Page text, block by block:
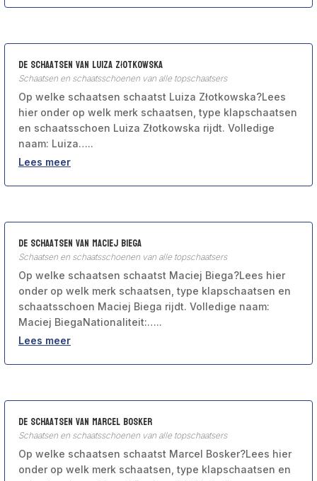
De schaatsen van Luiza Złotkowska
Schaatsen en schaatsschoenen van alle topschaatsers
Op welke schaatsen schaatst Luiza Złotkowska?Lees
hier onder op welk merk schaatsen, type klapschaatsen
en schaatsschoen Luiza Złotkowska rijdt. Volledige
naam: Luiza…..
Lees meer
De schaatsen van Maciej Biega
Schaatsen en schaatsschoenen van alle topschaatsers
Op welke schaatsen schaatst Maciej Biega?Lees hier
onder op welk merk schaatsen, type klapschaatsen en
schaatsschoen Maciej Biega rijdt. Volledige naam:
Maciej BiegaNationaliteit:…..
Lees meer
De schaatsen van Marcel Bosker
Schaatsen en schaatsschoenen van alle topschaatsers
Op welke schaatsen schaatst Marcel Bosker?Lees hier
onder op welk merk schaatsen, type klapschaatsen en